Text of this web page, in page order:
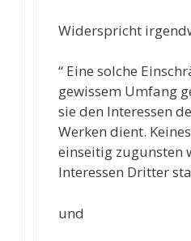
Widerspricht
“ Eine solche
gewissem Umfang
sie den Interessen
Werken dient.
einseitig zugunsten
Interessen Dritter
und